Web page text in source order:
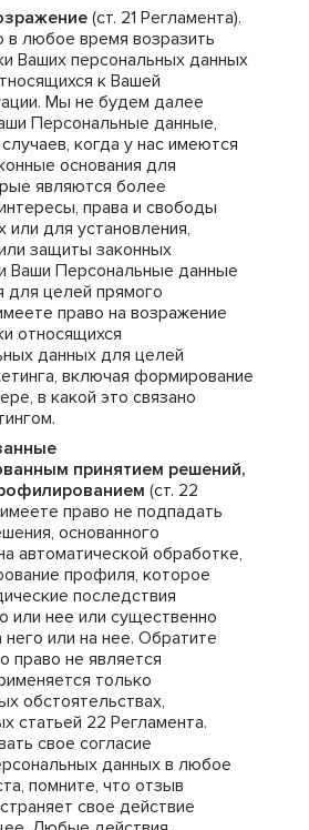
(ст. 21 Регламента).
в любое время возразить
Ваших персональных данных
к Вашей
Мы не будем далее
Персональные данные,
когда у нас имеются
основания для
являются более
права и свободы
или для установления,
защиты законных
Ваши Персональные данные
для целей прямого
право на возражение
относящихся
данных для целей
включая формирование
в какой это связано
принятием решений,
(ст. 22
право не подпадать
основанного
автоматической обработке,
профиля, которое
последствия
или нее или существенно
него или на нее. Обратите
право не является
только
обстоятельствах,
статьей 22 Регламента.
свое согласие
данных в любое
помните, что отзыв
свое действие